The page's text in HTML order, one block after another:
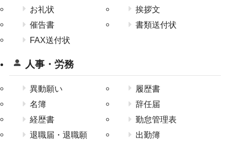
お礼状
挨拶文
催告書
書類送付状
FAX送付状
人事・労務
異動願い
履歴書
名簿
辞任届
経歴書
勤怠管理表
退職届・退職願
出勤簿